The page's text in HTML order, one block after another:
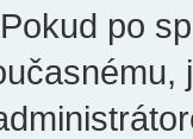
po